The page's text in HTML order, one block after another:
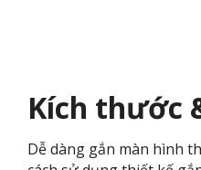
Kích thước
Dễ dàng gắn màn hình